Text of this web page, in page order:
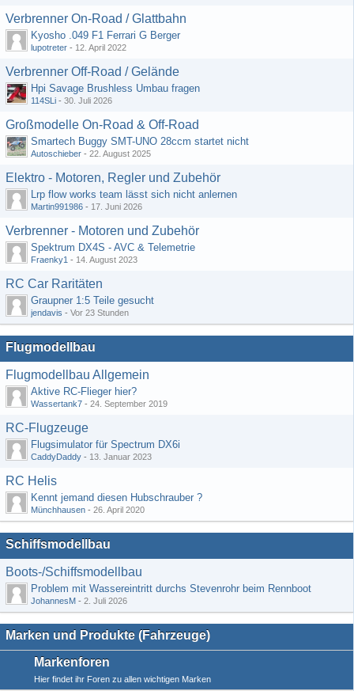
Verbrenner On-Road / Glattbahn
Kyosho .049 F1 Ferrari G Berger
lupotreter - 12. April 2022
Verbrenner Off-Road / Gelände
Hpi Savage Brushless Umbau fragen
114SLi - 30. Juli 2026
Großmodelle On-Road & Off-Road
Smartech Buggy SMT-UNO 28ccm startet nicht
Autoschieber - 22. August 2025
Elektro - Motoren, Regler und Zubehör
Lrp flow works team lässt sich nicht anlernen
Martin991986 - 17. Juni 2026
Verbrenner - Motoren und Zubehör
Spektrum DX4S - AVC & Telemetrie
Fraenky1 - 14. August 2023
RC Car Raritäten
Graupner 1:5 Teile gesucht
jendavis - Vor 23 Stunden
Flugmodellbau
Flugmodellbau Allgemein
Aktive RC-Flieger hier?
Wassertank7 - 24. September 2019
RC-Flugzeuge
Flugsimulator für Spectrum DX6i
CaddyDaddy - 13. Januar 2023
RC Helis
Kennt jemand diesen Hubschrauber ?
Münchhausen - 26. April 2020
Schiffsmodellbau
Boots-/Schiffsmodellbau
Problem mit Wassereintritt durchs Stevenrohr beim Rennboot
JohannesM - 2. Juli 2026
Marken und Produkte (Fahrzeuge)
Markenforen
Hier findet ihr Foren zu allen wichtigen Marken